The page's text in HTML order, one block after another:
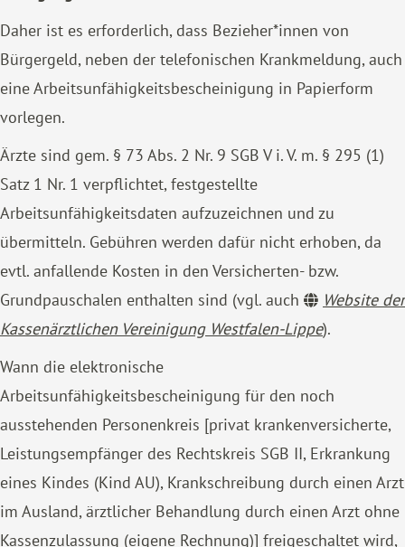
Daher ist es erforderlich, dass Bezieher*innen von
Bürgergeld, neben der telefonischen Krankmeldung, auch
eine Arbeitsunfähigkeitsbescheinigung in Papierform
vorlegen.
Ärzte sind gem. § 73 Abs. 2 Nr. 9 SGB V i. V. m. § 295 (1)
Satz 1 Nr. 1 verpflichtet, festgestellte
Arbeitsunfähigkeitsdaten aufzuzeichnen und zu
übermitteln. Gebühren werden dafür nicht erhoben, da
evtl. anfallende Kosten in den Versicherten- bzw.
Grundpauschalen enthalten sind (vgl. auch
Website der
Kassenärztlichen Vereinigung Westfalen-Lippe).
Wann die elektronische
Arbeitsunfähigkeitsbescheinigung für den noch
ausstehenden Personenkreis [privat krankenversicherte,
Leistungsempfänger des Rechtskreis SGB II, Erkrankung
eines Kindes (Kind AU), Krankschreibung durch einen Arzt
im Ausland, ärztlicher Behandlung durch einen Arzt ohne
Kassenzulassung (eigene Rechnung)] freigeschaltet wird,